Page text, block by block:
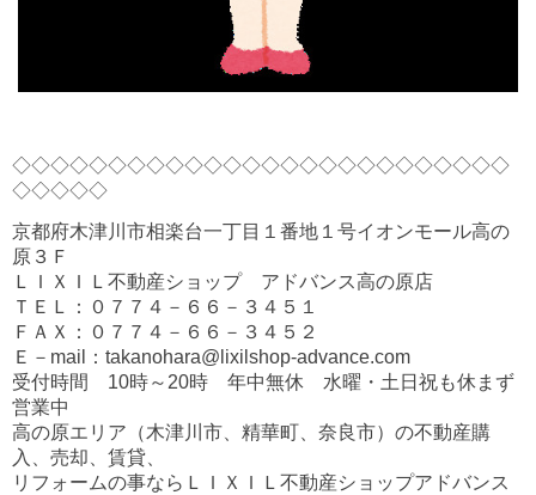
◇◇◇◇◇◇◇◇◇◇◇◇◇◇◇◇◇◇◇◇◇◇◇◇◇◇
◇◇◇◇◇
京都府木津川市相楽台一丁目１番地１号イオンモール高の
原３Ｆ
ＬＩＸＩＬ不動産ショップ アドバンス高の原店
ＴＥＬ：０７７４－６６－３４５１
ＦＡＸ：０７７４－６６－３４５２
Ｅ－mail：takanohara@lixilshop-advance.com
受付時間 10時～20時 年中無休 水曜・土日祝も休まず
営業中
高の原エリア（木津川市、精華町、奈良市）の不動産購
入、売却、賃貸、
リフォームの事ならＬＩＸＩＬ不動産ショップアドバンス